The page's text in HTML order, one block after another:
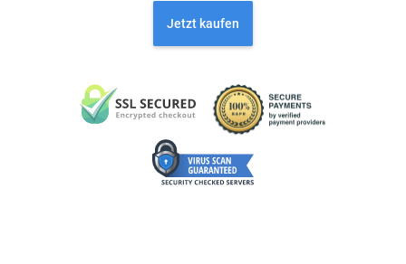
Jetzt kaufen